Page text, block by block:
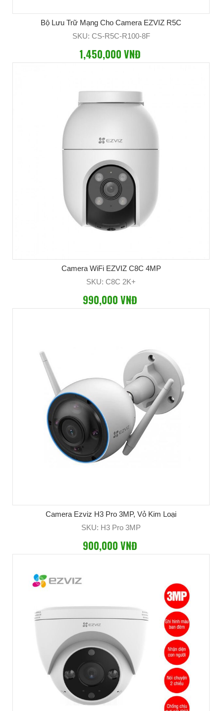
Bộ Lưu Trữ Mạng Cho Camera EZVIZ R5C
SKU: CS-R5C-R100-8F
1,450,000 VNĐ
Camera WiFi EZVIZ C8C 4MP
SKU: C8C 2K+
990,000 VNĐ
Camera Ezviz H3 Pro 3MP, Vỏ Kim Loại
SKU: H3 Pro 3MP
900,000 VNĐ